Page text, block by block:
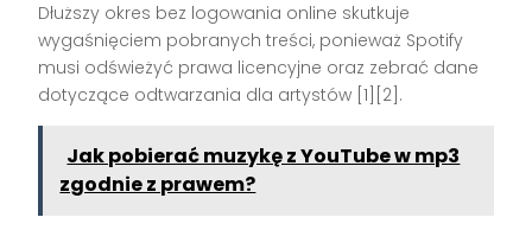
Dłuższy okres bez logowania online skutkuje
wygaśnięciem pobranych treści, ponieważ Spotify
musi odświeżyć prawa licencyjne oraz zebrać dane
dotyczące odtwarzania dla artystów [1][2].
Jak pobierać muzykę z YouTube w mp3
zgodnie z prawem?